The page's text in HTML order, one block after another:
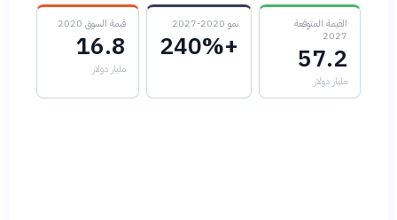
القيمة المتوقعة
2027
57.2
مليار دولار
نمو 2020-2027
+240%
قيمة السوق 2020
16.8
مليار دولار